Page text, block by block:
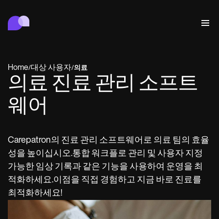
행동
의료
규정 준수 및 보안
Carepatron AI
Get started for free
Book a demo
연결
일정
Automatic reminders
메시지
Client messaging
SMS and email
케어
Telehealth video
In session notes
기록
AI Scribe
Clinical notes
치료
ePrescribe
NEW
Treatment plans
청구
Invoicing and payments
병원 관리
규정 준수 및 보안
Carepatron AI
전체 워크플로우 보기
Who we're for
Behavioral
Mental health
Psychologists
Therapists
Dentists
Nurse practitioners
Nurses
Physicians
Psychiatrists
Allied
Dietitians
Nutritionists
Occupational therapists
Physical therapists
Wellness
Acupuncturists
Chiropractors
Health coaches
Get started for free
Book a demo
로그인
Home/대상 사용자/의료
의료 진료 관리 소프트
웨어
Carepatron의 진료 관리 소프트웨어로 의료 팀의 효율
성을 높이십시오.통합 워크플로 관리 및 사용자 지정
가능한 임상 기록과 같은 기능을 사용하여 운영을 최
적화하세요.이점을 직접 경험하고 지금 바로 진료를
최적화하세요!